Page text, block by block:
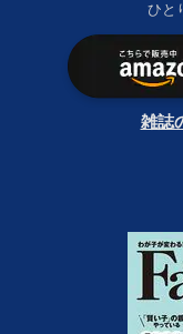
ひと
雑誌